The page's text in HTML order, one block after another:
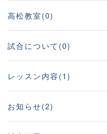
高松教室(0)
試合について(0)
レッスン内容(1)
お知らせ(2)